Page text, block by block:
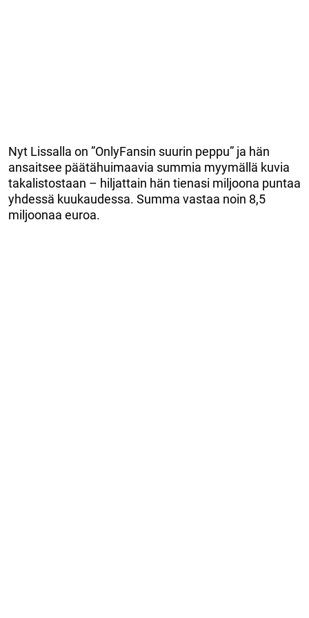
Nyt Lissalla on ”OnlyFansin suurin peppu” ja hän
ansaitsee päätähuimaavia summia myymällä kuvia
takalistostaan – hiljattain hän tienasi miljoona puntaa
yhdessä kuukaudessa. Summa vastaa noin 8,5
miljoonaa euroa.